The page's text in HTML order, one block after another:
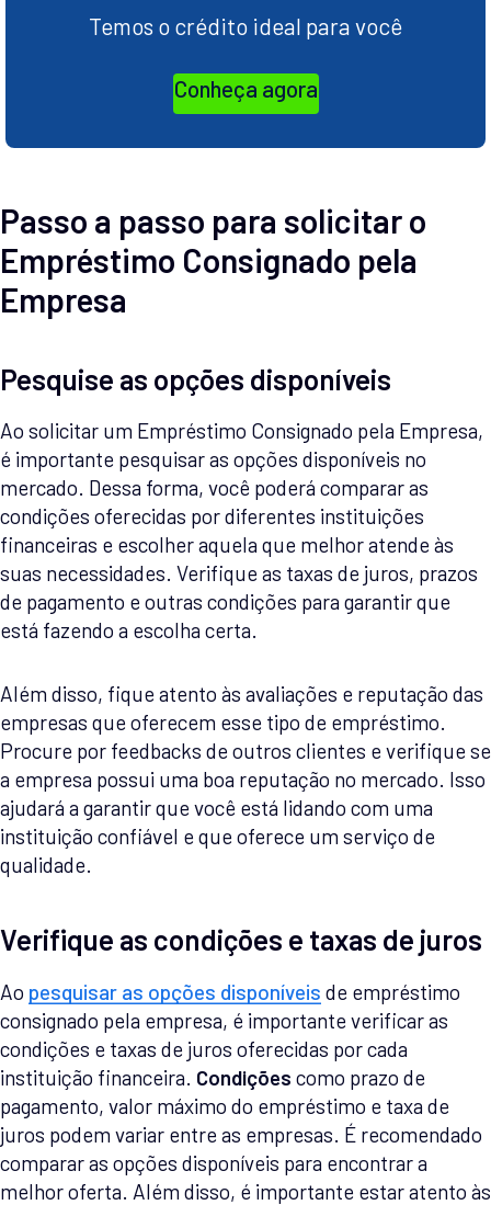
Temos o crédito ideal para você
Conheça agora
Passo a passo para solicitar o
Empréstimo Consignado pela
Empresa
Pesquise as opções disponíveis
Ao solicitar um Empréstimo Consignado pela Empresa,
é importante pesquisar as opções disponíveis no
mercado. Dessa forma, você poderá comparar as
condições oferecidas por diferentes instituições
financeiras e escolher aquela que melhor atende às
suas necessidades. Verifique as taxas de juros, prazos
de pagamento e outras condições para garantir que
está fazendo a escolha certa.
Além disso, fique atento às avaliações e reputação das
empresas que oferecem esse tipo de empréstimo.
Procure por feedbacks de outros clientes e verifique se
a empresa possui uma boa reputação no mercado. Isso
ajudará a garantir que você está lidando com uma
instituição confiável e que oferece um serviço de
qualidade.
Verifique as condições e taxas de juros
Ao pesquisar as opções disponíveis de empréstimo
consignado pela empresa, é importante verificar as
condições e taxas de juros oferecidas por cada
instituição financeira. Condições como prazo de
pagamento, valor máximo do empréstimo e taxa de
juros podem variar entre as empresas. É recomendado
comparar as opções disponíveis para encontrar a
melhor oferta. Além disso, é importante estar atento às